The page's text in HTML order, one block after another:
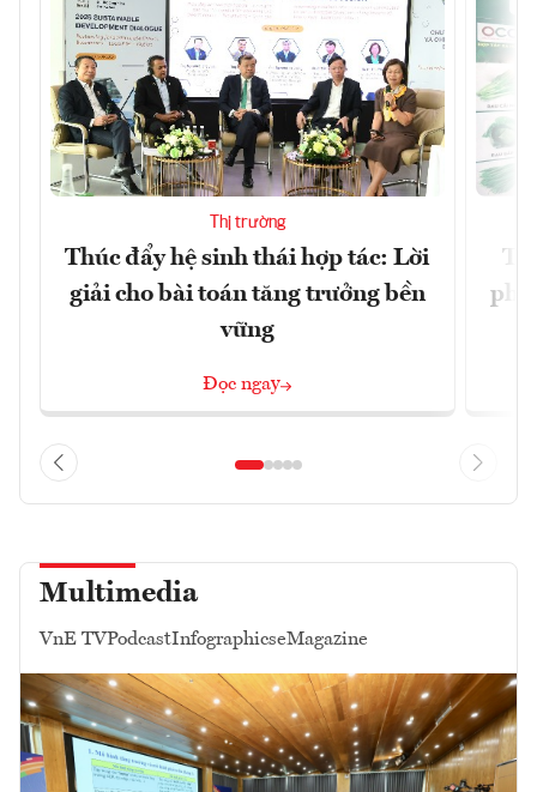
Thị trường
Thúc đẩy hệ sinh thái hợp tác: Lời
giải cho bài toán tăng trưởng bền
vững
Đọc ngay
Multimedia
VnE TVPodcastInfographicseMagazine